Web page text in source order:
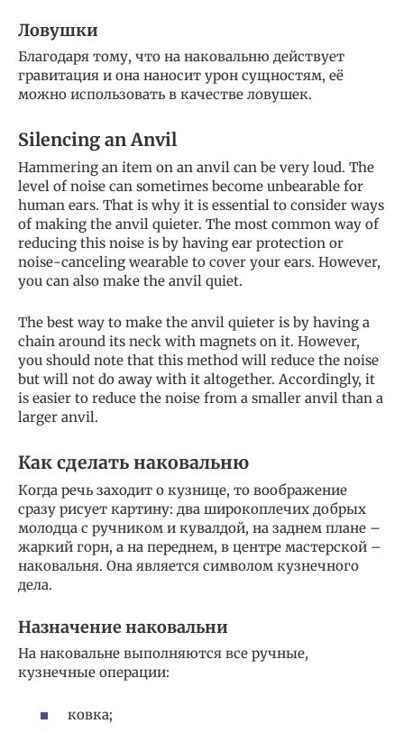
Ловушки
Благодаря тому, что на наковальню действует
гравитация и она наносит урон сущностям, её
можно использовать в качестве ловушек.
Silencing an Anvil
Hammering an item on an anvil can be very loud. The
level of noise can sometimes become unbearable for
human ears. That is why it is essential to consider ways
of making the anvil quieter. The most common way of
reducing this noise is by having ear protection or
noise-canceling wearable to cover your ears. However,
you can also make the anvil quiet.
The best way to make the anvil quieter is by having a
chain around its neck with magnets on it. However,
you should note that this method will reduce the noise
but will not do away with it altogether. Accordingly, it
is easier to reduce the noise from a smaller anvil than a
larger anvil.
Как сделать наковальню
Когда речь заходит о кузнице, то воображение
сразу рисует картину: два широкоплечих добрых
молодца с ручником и кувалдой, на заднем плане –
жаркий горн, а на переднем, в центре мастерской –
наковальня. Она является символом кузнечного
дела.
Назначение наковальни
На наковальне выполняются все ручные,
кузнечные операции:
ковка;